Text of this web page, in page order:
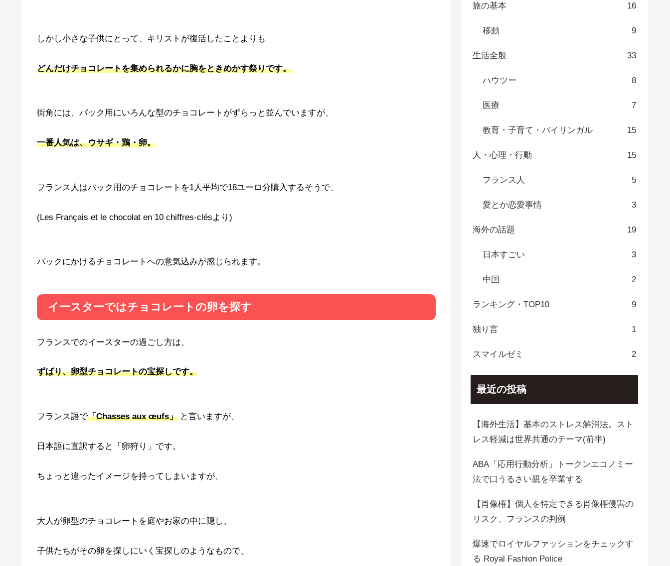
しかし小さな子供にとって、キリストが復活したことよりも
どんだけチョコレートを集められるかに胸をときめかす祭りです。
街角には、パック用にいろんな型のチョコレートがずらっと並んでいますが、
一番人気は、ウサギ・鶏・卵。
フランス人はパック用のチョコレートを1人平均で18ユーロ分購入するそうで、
(Les Français et le chocolat en 10 chiffres-clésより)
パックにかけるチョコレートへの意気込みが感じられます。
イースターではチョコレートの卵を探す
フランスでのイースターの過ごし方は、
ずばり、卵型チョコレートの宝探しです。
フランス語で「Chasses aux œufs」 と言いますが、
日本語に直訳すると「卵狩り」です。
ちょっと違ったイメージを持ってしまいますが、
大人が卵型のチョコレートを庭やお家の中に隠し、
子供たちがその卵を探しにいく宝探しのようなもので、
旅の基本 16
移動 9
生活全般 33
ハウツー 8
医療 7
教育・子育て・バイリンガル 15
人・心理・行動 15
フランス人 5
愛とか恋愛事情 3
海外の話題 19
日本すごい 3
中国 2
ランキング・TOP10 9
独り言 1
スマイルゼミ 2
最近の投稿
【海外生活】基本のストレス解消法。スト
レス軽減は世界共通のテーマ(前半)
ABA「応用行動分析」トークンエコノミー
法で口うるさい親を卒業する
【肖像権】個人を特定できる肖像権侵害の
リスク、フランスの判例
爆速でロイヤルファッションをチェックす
る Royal Fashion Police